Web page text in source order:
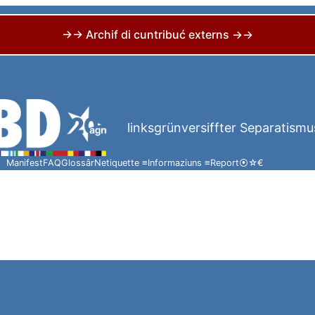
→→ Archif di cuntribuć externs →→
linksgrünversiffter
ManifestFAQGlossârNetiquette ≡Informaziuns ≡Report⦿☆€